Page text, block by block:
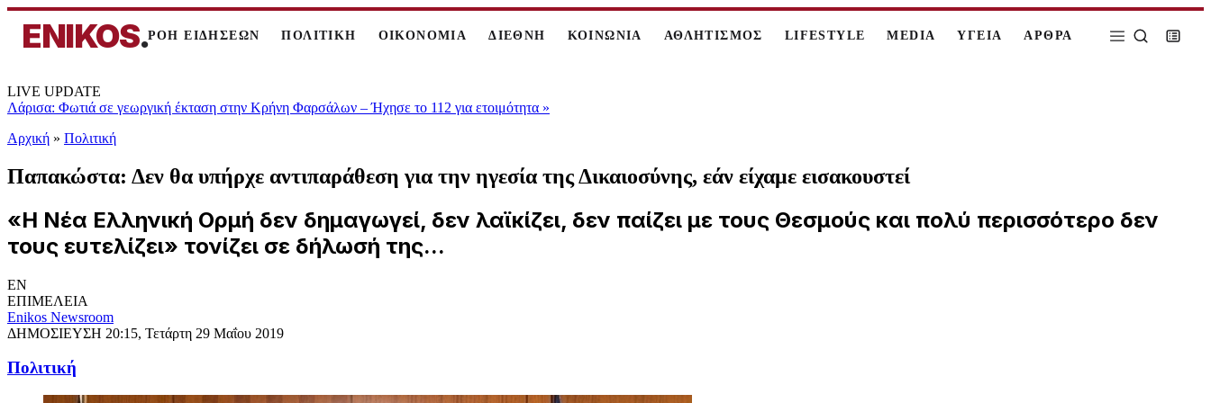
ENIKOS.ΡΟΗ ΕΙΔΗΣΕΩΝ ΠΟΛΙΤΙΚΗ ΟΙΚΟΝΟΜΙΑ ΔΙΕΘΝΗ ΚΟΙΝΩΝΙΑ ΑΘΛΗΤΙΣΜΟΣ LIFESTYLE MEDIA ΥΓΕΙΑ ΑΡΘΡΑ
LIVE UPDATE
Λάρισα: Φωτιά σε γεωργική έκταση στην Κρήνη Φαρσάλων – Ήχησε το 112 για ετοιμότητα »
Αρχική » Πολιτική
Παπακώστα: Δεν θα υπήρχε αντιπαράθεση για την ηγεσία της Δικαιοσύνης, εάν είχαμε εισακουστεί
«Η Νέα Ελληνική Ορμή δεν δημαγωγεί, δεν λαϊκίζει, δεν παίζει με τους Θεσμούς και πολύ περισσότερο δεν
τους ευτελίζει» τονίζει σε δήλωσή της...
EN
ΕΠΙΜΕΛΕΙΑ
Enikos Newsroom
ΔΗΜΟΣΙΕΥΣΗ 20:15, Τετάρτη 29 Μαΐου 2019
Πολιτική